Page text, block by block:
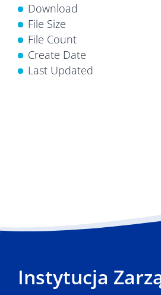
Download
File Size
File Count
Create Date
Last Updated
Instytucja